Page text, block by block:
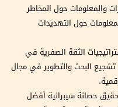
والمعلومات حول المخاطر
حول التهديدات
الثقة الصفرية في
البحث والتطوير في مجال
حصانة سيبرانية أفضل